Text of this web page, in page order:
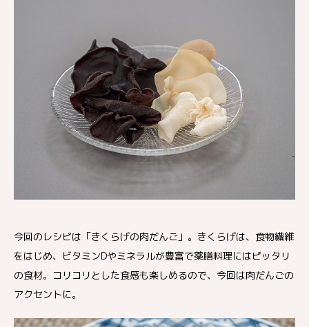
今回のレシピは「きくらげの肉だんご」。きくらげは、食物繊維
をはじめ、ビタミンDやミネラルが豊富で薬膳料理にはピッタリ
の食材。コリコリとした食感も楽しめるので、今回は肉だんごの
アクセントに。